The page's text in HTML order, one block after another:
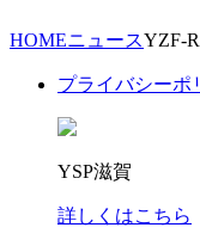
HOMEニュースYZF-
プライバシーポ
YSP滋賀
詳しくはこちら